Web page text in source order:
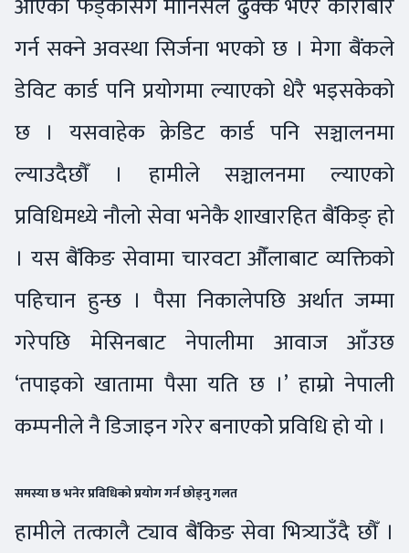
गर्न सक्ने अवस्था सिर्जना भएको छ । मेगा बैंकले
डेविट कार्ड पनि प्रयोगमा ल्याएको धेरै भइसकेको
छ । यसवाहेक क्रेडिट कार्ड पनि सञ्चालनमा
ल्याउदैछौँ । हामीले सञ्चालनमा ल्याएको
प्रविधिमध्ये नौलो सेवा भनेकै शाखारहित बैंकिङ् हो
। यस बैंकिङ सेवामा चारवटा औँलाबाट व्यक्तिको
पहिचान हुन्छ । पैसा निकालेपछि अर्थात जम्मा
गरेपछि मेसिनबाट नेपालीमा आवाज आँउछ
‘तपाइको खातामा पैसा यति छ ।’ हाम्रो नेपाली
कम्पनीले नै डिजाइन गरेर बनाएकोे प्रविधि हो यो ।
समस्या छ भनेर प्रविधिको प्रयोग गर्न छोड्नु गलत
हामीले तत्कालै ट्याव बैंकिङ सेवा भित्र्याउँदै छौँ ।